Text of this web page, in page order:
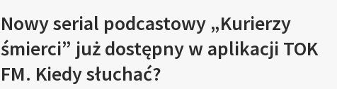
Nowy serial podcastowy „Kurierzy
śmierci” już dostępny w aplikacji TOK
FM. Kiedy słuchać?